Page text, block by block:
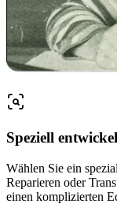
Speziell
Wählen Sie ein
Reparieren oder
einen komplizierten